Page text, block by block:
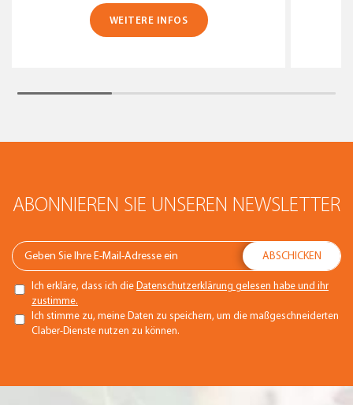
WEITERE INFOS
ABONNIEREN SIE UNSEREN NEWSLETTER
Ich erkläre, dass ich die Datenschutzerklärung gelesen habe und ihr
zustimme.
Ich stimme zu, meine Daten zu speichern, um die maßgeschneiderten
Claber-Dienste nutzen zu können.